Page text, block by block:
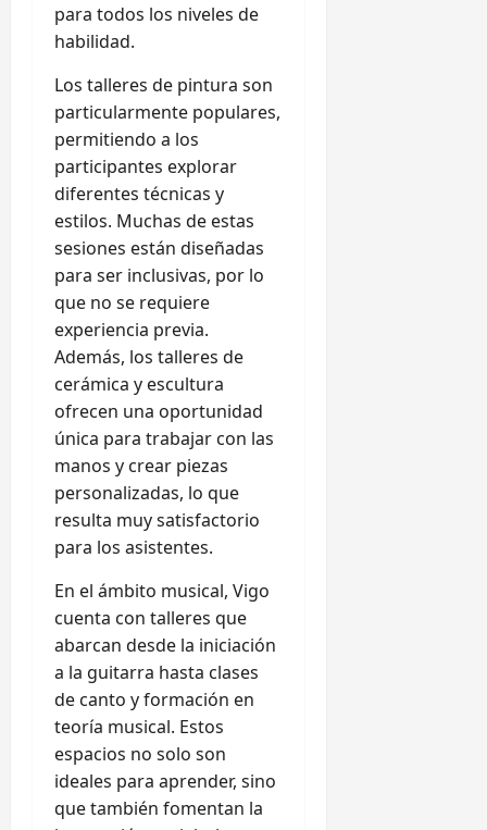
para todos los niveles de
habilidad.
Los talleres de pintura son
particularmente populares,
permitiendo a los
participantes explorar
diferentes técnicas y
estilos. Muchas de estas
sesiones están diseñadas
para ser inclusivas, por lo
que no se requiere
experiencia previa.
Además, los talleres de
cerámica y escultura
ofrecen una oportunidad
única para trabajar con las
manos y crear piezas
personalizadas, lo que
resulta muy satisfactorio
para los asistentes.
En el ámbito musical, Vigo
cuenta con talleres que
abarcan desde la iniciación
a la guitarra hasta clases
de canto y formación en
teoría musical. Estos
espacios no solo son
ideales para aprender, sino
que también fomentan la